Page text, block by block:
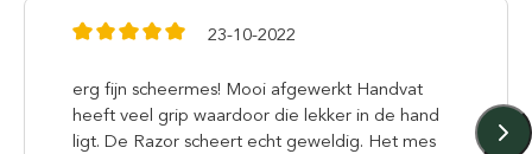
23-10-2022
erg fijn scheermes! Mooi afgewerkt Handvat
heeft veel grip waardoor die lekker in de hand
ligt. De Razor scheert echt geweldig. Het mes